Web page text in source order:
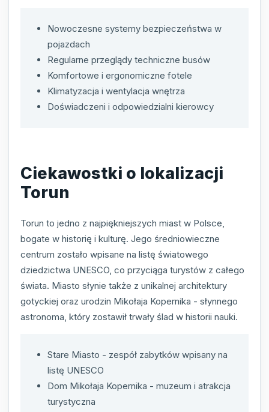
Nowoczesne systemy bezpieczeństwa w
pojazdach
Regularne przeglądy techniczne busów
Komfortowe i ergonomiczne fotele
Klimatyzacja i wentylacja wnętrza
Doświadczeni i odpowiedzialni kierowcy
Ciekawostki o lokalizacji
Torun
Torun to jedno z najpiękniejszych miast w Polsce,
bogate w historię i kulturę. Jego średniowieczne
centrum zostało wpisane na listę światowego
dziedzictwa UNESCO, co przyciąga turystów z całego
świata. Miasto słynie także z unikalnej architektury
gotyckiej oraz urodzin Mikołaja Kopernika - słynnego
astronoma, który zostawił trwały ślad w historii nauki.
Stare Miasto - zespół zabytków wpisany na
listę UNESCO
Dom Mikołaja Kopernika - muzeum i atrakcja
turystyczna